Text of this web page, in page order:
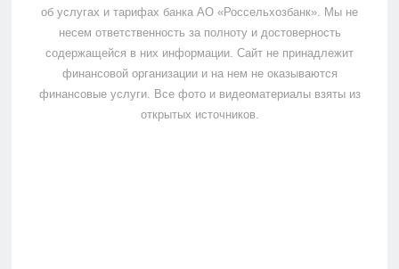
об услугах и тарифах банка АО «Россельхозбанк». Мы не
несем ответственность за полноту и достоверность
содержащейся в них информации. Сайт не принадлежит
финансовой организации и на нем не оказываются
финансовые услуги. Все фото и видеоматериалы взяты из
открытых источников.